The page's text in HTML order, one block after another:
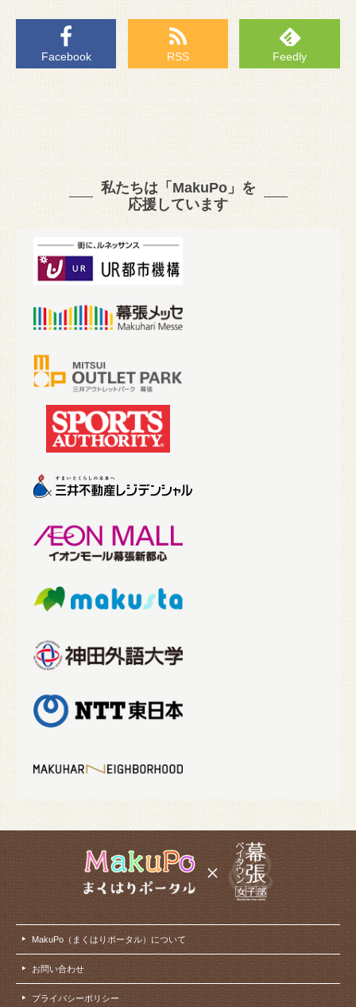
Facebook RSS Feedly
私たちは「MakuPo」を
応援しています
MakuPo（まくはりポータル）について
お問い合わせ
プライバシーポリシー